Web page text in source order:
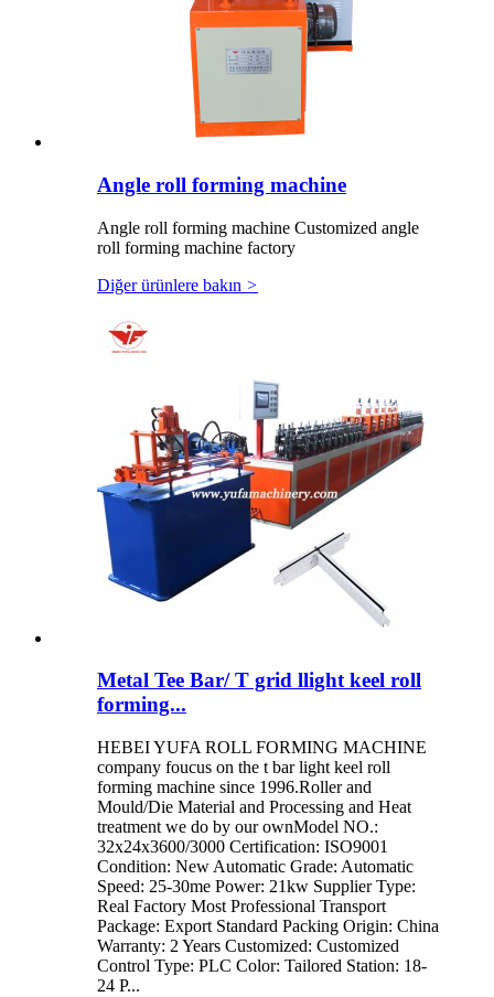
Angle roll forming machine
Angle roll forming machine Customized angle
roll forming machine factory
Diğer ürünlere bakın >
Metal Tee Bar/ T grid llight keel roll
forming...
HEBEI YUFA ROLL FORMING MACHINE
company foucus on the t bar light keel roll
forming machine since 1996.Roller and
Mould/Die Material and Processing and Heat
treatment we do by our ownModel NO.:
32x24x3600/3000 Certification: ISO9001
Condition: New Automatic Grade: Automatic
Speed: 25-30me Power: 21kw Supplier Type:
Real Factory Most Professional Transport
Package: Export Standard Packing Origin: China
Warranty: 2 Years Customized: Customized
Control Type: PLC Color: Tailored Station: 18-
24 P...